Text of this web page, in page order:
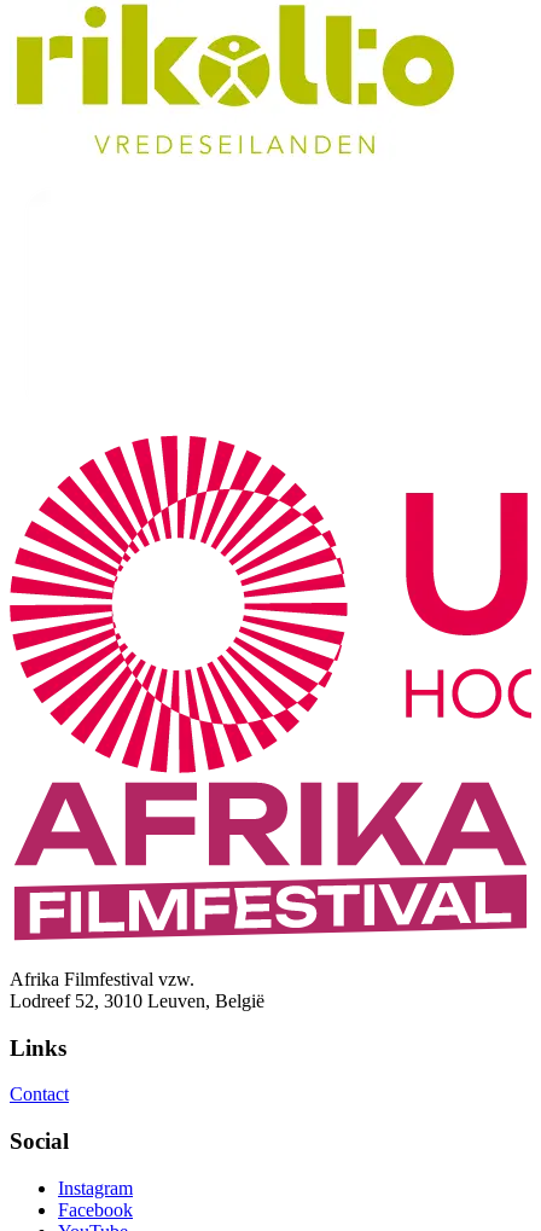
Afrika Filmfestival vzw.
Lodreef 52, 3010 Leuven, België
Links
Contact
Social
Instagram
Facebook